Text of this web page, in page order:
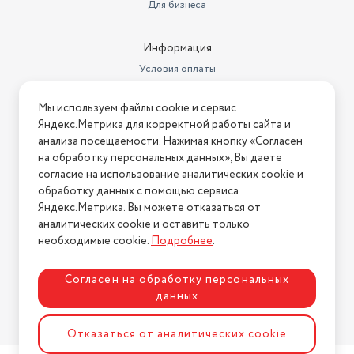
Для бизнеса
Информация
Условия оплаты
Условия возврата
Нашли ошибку на сайте? Напишите нам
2026 © Интернет-магазин "АстМаркет". У нас есть всё!
Политика конфиденциальности
Разработка сайтаASTDESIGN
Мы используем файлы cookie и сервис
Яндекс.Метрика для корректной работы сайта и
анализа посещаемости. Нажимая кнопку «Согласен
на обработку персональных данных», Вы даете
согласие на использование аналитических cookie и
обработку данных с помощью сервиса
Яндекс.Метрика. Вы можете отказаться от
аналитических cookie и оставить только
необходимые cookie.Подробнее.
Согласен на обработку персональных
данных
Отказаться от аналитических cookie